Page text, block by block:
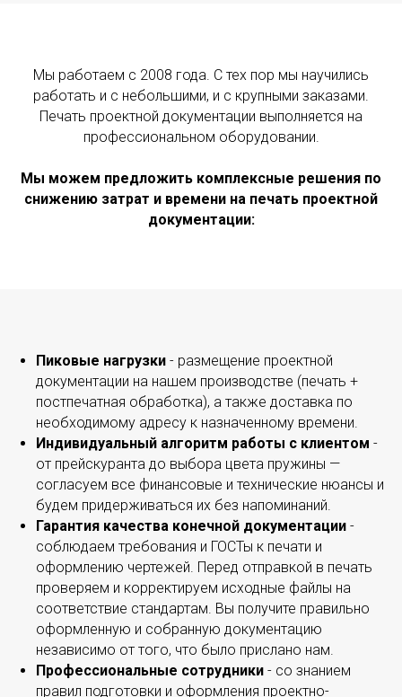
Мы работаем с 2008 года. С тех пор мы научились
работать и с небольшими, и с крупными заказами.
Печать проектной документации выполняется на
профессиональном оборудовании.
Мы можем предложить комплексные решения по
снижению затрат и времени на печать проектной
документации:
Пиковые нагрузки - размещение проектной
документации на нашем производстве (печать +
постпечатная обработка), а также доставка по
необходимому адресу к назначенному времени.
Индивидуальный алгоритм работы с клиентом -
от прейскуранта до выбора цвета пружины —
согласуем все финансовые и технические нюансы и
будем придерживаться их без напоминаний.
Гарантия качества конечной документации -
соблюдаем требования и ГОСТы к печати и
оформлению чертежей. Перед отправкой в печать
проверяем и корректируем исходные файлы на
соответствие стандартам. Вы получите правильно
оформленную и собранную документацию
независимо от того, что было прислано нам.
Профессиональные сотрудники - со знанием
правил подготовки и оформления проектно-